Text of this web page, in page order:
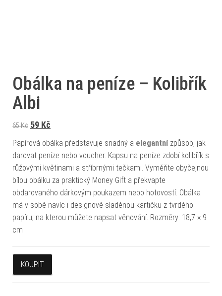
Obálka na peníze – Kolibřík
Albi
65Kč Původní cena byla: 65 Kč.
59 Kč
Papírová obálka představuje snadný a elegantnízpůsob, jak
darovat peníze nebo voucher. Kapsu na peníze zdobí kolibřík s
růžovými květinami a stříbrnými tečkami. Vyměňte obyčejnou
bílou obálku za praktický Money Gift a překvapte
obdarovaného dárkovým poukazem nebo hotovostí. Obálka
má v sobě navíc i designově sladěnou kartičku z tvrdého
papíru, na kterou můžete napsat věnování. Rozměry: 18,7 × 9
cm
KOUPIT